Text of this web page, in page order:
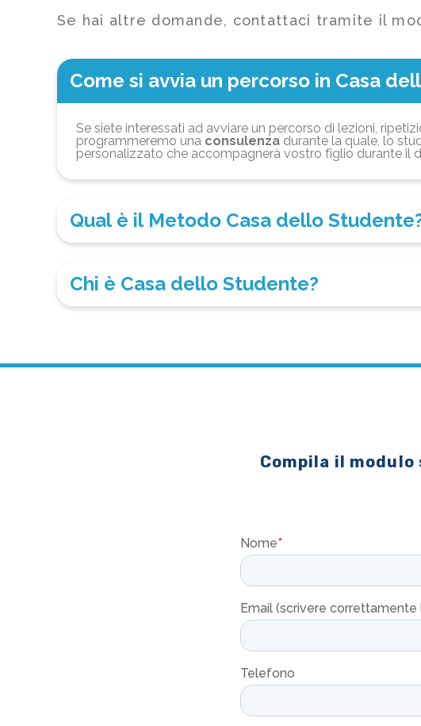
Se hai altre domande, contattaci tramite il
Come si avvia un percorso in Casa
Se siete interessati ad avviare un percorso di lezioni,
programmeremo una consulenza durante la quale, lo
personalizzato che accompagnerà vostro figlio durante il
Qual è il Metodo Casa dello
Chi è Casa dello Studente?
Compila il